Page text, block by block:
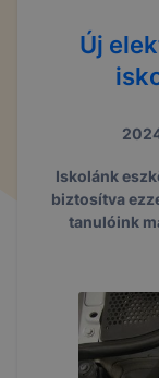
Új
Iskolánk
biztosítva
tanulóink